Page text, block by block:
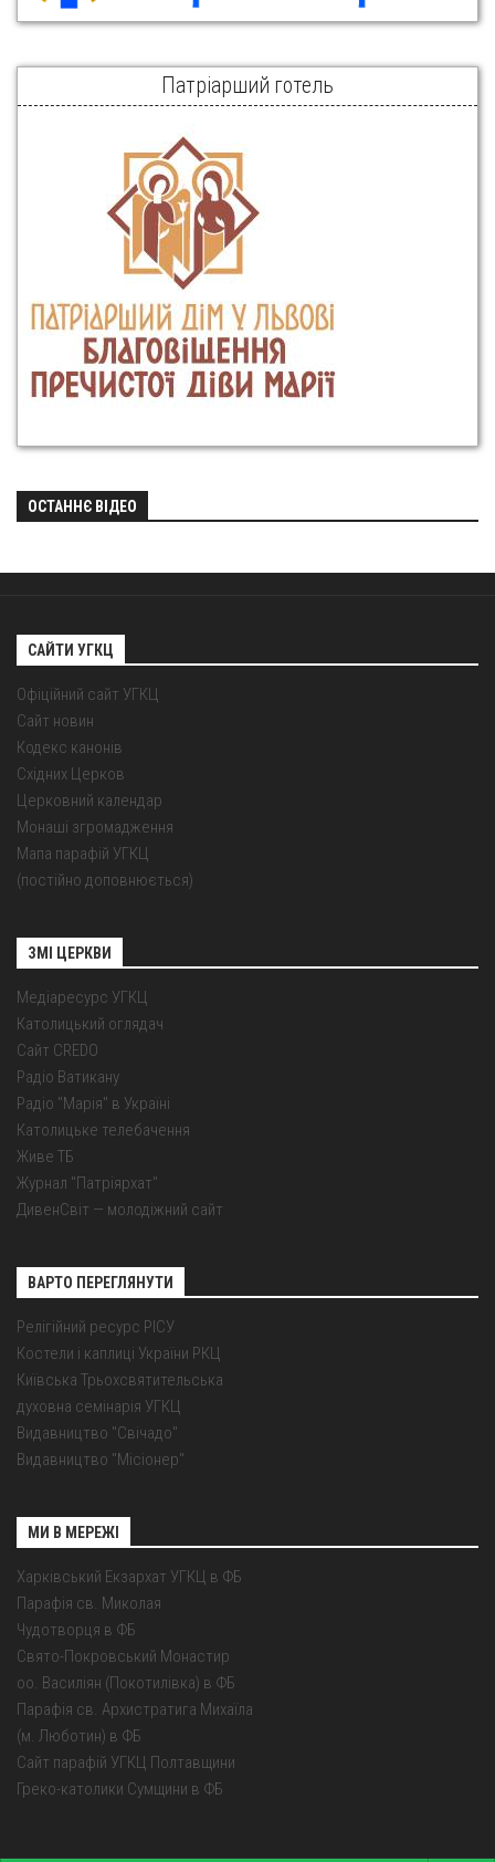
Патріарший готель
ОСТАННЄ ВІДЕО
САЙТИ УГКЦ
Офіційний сайт УГКЦ
Сайт новин
Кодекс канонів
Східних Церков
Церковний календар
Монаші згромадження
Мапа парафій УГКЦ
(постійно доповнюється)
ЗМІ ЦЕРКВИ
Медіаресурс УГКЦ
Католицький оглядач
Сайт CREDO
Радіо Ватикану
Радіо "Марія" в Україні
Католицьке телебачення
Живе ТБ
Журнал "Патріярхат"
ДивенСвіт — молодіжний сайт
ВАРТО ПЕРЕГЛЯНУТИ
Релігійний ресурс РІСУ
Костели і каплиці України РКЦ
Київська Трьохсвятительська
духовна семінарія УГКЦ
Видавництво "Свічадо"
Видавництво "Місіонер"
МИ В МЕРЕЖІ
Харківський Екзархат УГКЦ в ФБ
Парафія св. Миколая
Чудотворця в ФБ
Свято-Покровський Монастир
оо. Василіян (Покотилівка) в ФБ
Парафія св. Архистратига Михаїла
(м. Люботин) в ФБ
Сайт парафій УГКЦ Полтавщини
Греко-католики Сумщини в ФБ